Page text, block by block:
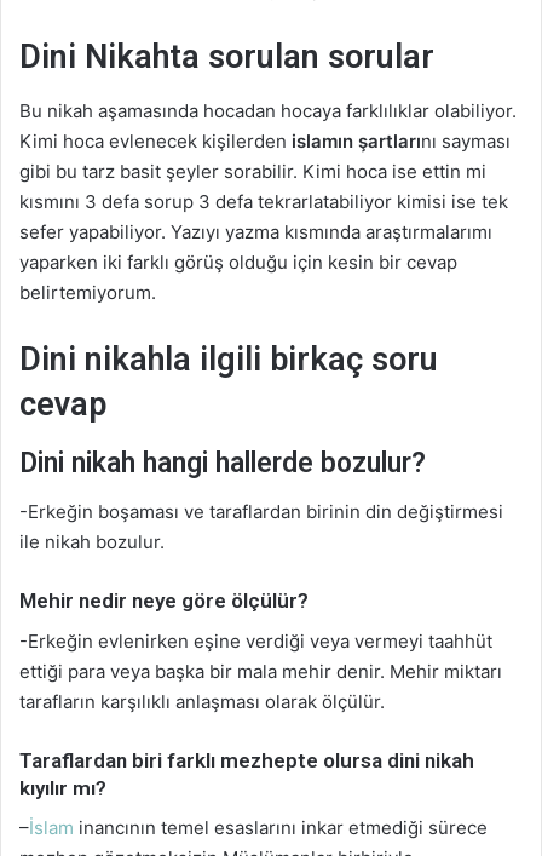
Dini Nikahta sorulan sorular
Bu nikah aşamasında hocadan hocaya farklılıklar olabiliyor.
Kimi hoca evlenecek kişilerden islamın şartlarını sayması
gibi bu tarz basit şeyler sorabilir. Kimi hoca ise ettin mi
kısmını 3 defa sorup 3 defa tekrarlatabiliyor kimisi ise tek
sefer yapabiliyor. Yazıyı yazma kısmında araştırmalarımı
yaparken iki farklı görüş olduğu için kesin bir cevap
belirtemiyorum.
Dini nikahla ilgili birkaç soru
cevap
Dini nikah hangi hallerde bozulur?
-Erkeğin boşaması ve taraflardan birinin din değiştirmesi
ile nikah bozulur.
Mehir nedir neye göre ölçülür?
-Erkeğin evlenirken eşine verdiği veya vermeyi taahhüt
ettiği para veya başka bir mala mehir denir. Mehir miktarı
tarafların karşılıklı anlaşması olarak ölçülür.
Taraflardan biri farklı mezhepte olursa dini nikah
kıyılır mı?
–İslam inancının temel esaslarını inkar etmediği sürece